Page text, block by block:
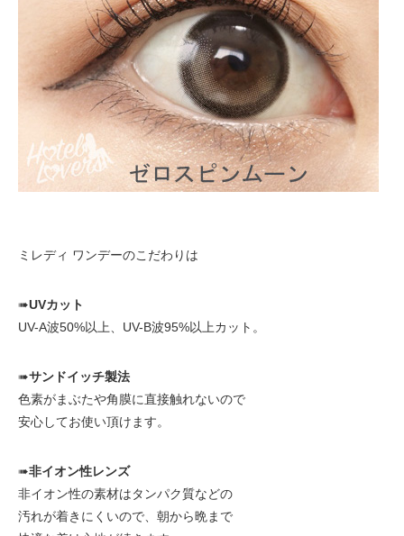
ミレディ ワンデーのこだわりは
➠UVカット
UV-A波50%以上、UV-B波95%以上カット。
➠サンドイッチ製法
色素がまぶたや角膜に直接触れないので
安心してお使い頂けます。
➠非イオン性レンズ
非イオン性の素材はタンパク質などの
汚れが着きにくいので、朝から晩まで